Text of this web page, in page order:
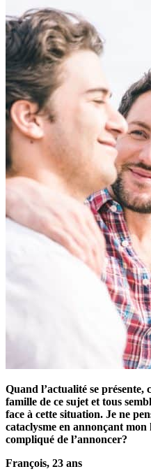
Quand l’actualité se
famille de ce sujet et tous
face à cette situation. Je ne
cataclysme en annonçant mon
compliqué de l’annoncer?
François, 23 ans